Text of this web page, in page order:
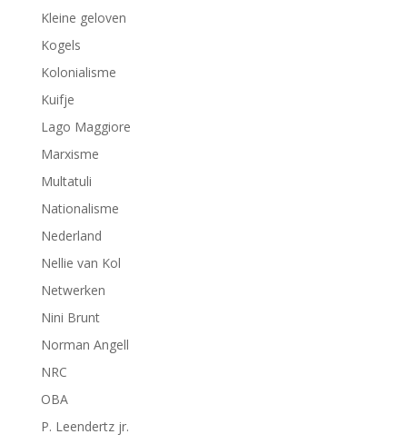
Kleine geloven
Kogels
Kolonialisme
Kuifje
Lago Maggiore
Marxisme
Multatuli
Nationalisme
Nederland
Nellie van Kol
Netwerken
Nini Brunt
Norman Angell
NRC
OBA
P. Leendertz jr.